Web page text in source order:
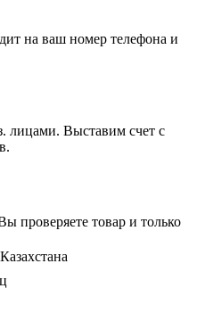
на ваш номер телефона и
лицами. Выставим счет с
проверяете товар и только